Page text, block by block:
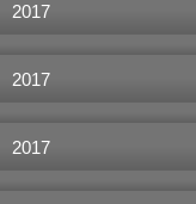
2017
2017
2017